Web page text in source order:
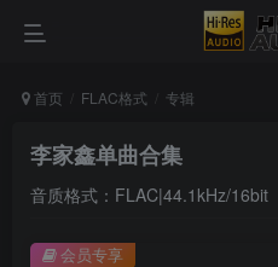
首页 FLAC格式 专辑
李家鑫单曲合集
音质格式：FLAC|44.1kHz/16bit
会员专享